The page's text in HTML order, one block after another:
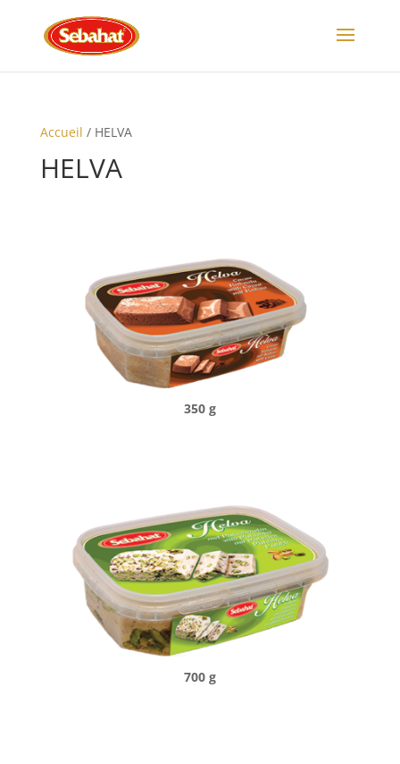
Accueil / HELVA
HELVA
350 g
700 g